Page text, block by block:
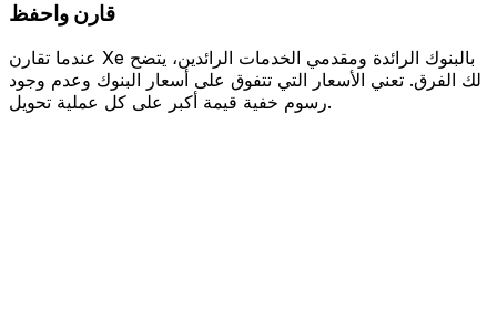
قارن واحفظ
عندما تقارن Xe بالبنوك الرائدة ومقدمي الخدمات الرائدين، يتضح
لك الفرق. تعني الأسعار التي تتفوق على أسعار البنوك وعدم وجود
رسوم خفية قيمة أكبر على كل عملية تحويل.